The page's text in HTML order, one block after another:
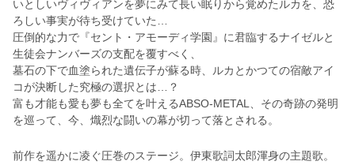
いとしいヴィヴィアンを夢にみて長い眠りから覚めたルカを、恐
ろしい事実が待ち受けていた…
圧倒的な力で『セント・アモーディ学園』に君臨するナイゼルと
生徒会ナンバーズの支配を覆すべく、
墓石の下で血塗られた遺伝子が蘇る時、ルカとかつての宿敵アイ
コが決断した究極の選択とは…？
富も才能も愛も夢も全てを叶えるABSO-METAL、その奇跡の発明
を巡って、今、熾烈な闘いの幕が切って落とされる。
前作を遥かに凌ぐ圧巻のステージ。伊東歌詞太郎渾身の主題歌。